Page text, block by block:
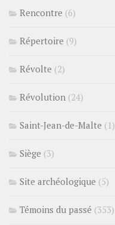
Rencontre (6)
Répertoire (9)
Révolte (2)
Révolution (24)
Saint-Jean-de-Malte (1)
Siège (3)
Site archéologique (5)
Témoins du passé (353)